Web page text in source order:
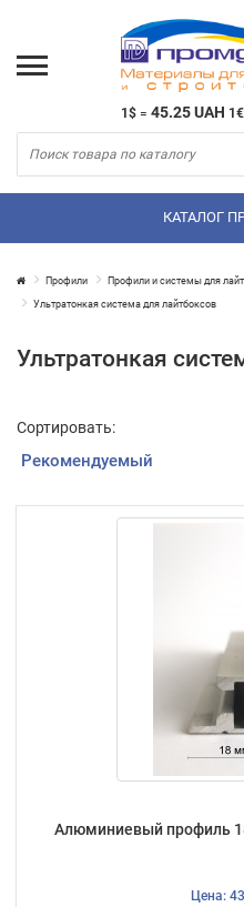
1$ = 45.25 UAH 1€
КАТАЛОГ
Профили Профили и системы для
Ультратонкая система для лайтбоксов
Ультратонкая
Сортировать:
Алюминиевый профиль
Цена: